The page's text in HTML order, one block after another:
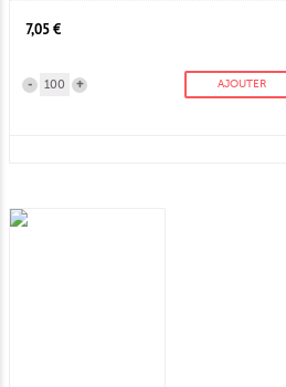
7,05 €
+
- AJOUTER